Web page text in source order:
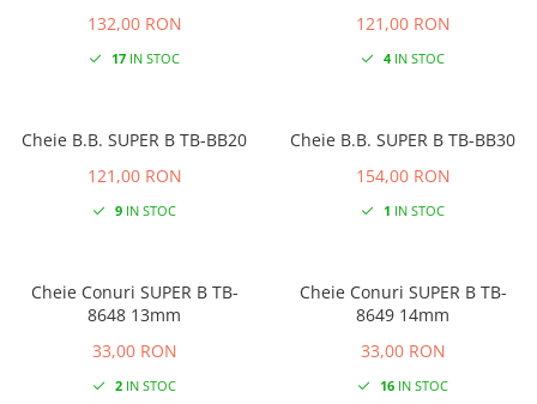
132,00 RON
17IN STOC
121,00 RON
4IN STOC
Cheie B.B. SUPER B TB-BB20
121,00 RON
9IN STOC
Cheie B.B. SUPER B TB-BB30
154,00 RON
1 IN STOC
Cheie Conuri SUPER B TB-
8648 13mm
33,00 RON
2IN STOC
Cheie Conuri SUPER B TB-
8649 14mm
33,00 RON
16IN STOC